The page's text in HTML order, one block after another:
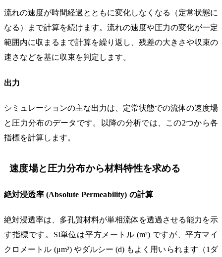
流れの速度が時間経過とともに変化しなくなる（定常状態に
なる）まで計算を続けます。流れの速度や圧力の変化が一定
範囲内に収まるまで計算を繰り返し、残差の大きさや収束の
速さなどを基に収束を判定します。
出力
シミュレーションの主な出力は、定常状態での流体の速度場
と圧力分布のデータです。以降の分析では、この2つから各
指標を計算します。
速度場と圧力分布から材料特性を求める
絶対浸透率 (Absolute Permeability) の計算
絶対浸透率は、多孔質材料が単相流体を透過させる能力を示
す指標です。SI単位は平方メートル (m²) ですが、平方マイ
クロメートル (μm²) やダルシー (d) もよく用いられます（1ダ